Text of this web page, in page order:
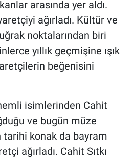
arasında yer aldı.
ağırladı. Kültür ve
noktalarından biri
yıllık geçmişine ışık
beğenisini
isimlerinden Cahit
ve bugün müze
konak da bayram
ağırladı. Cahit Sıtkı